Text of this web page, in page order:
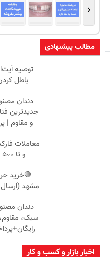
‹
مطالب پیشنهادی
توصیه
باطل
دندان
جدیدترین
و مقاوم |
معاملات
و تا ۵۰۰ دلار بونوس
🛑خرید
مشهد
دندان
سبک،
اخبار بازار و کسب و کار